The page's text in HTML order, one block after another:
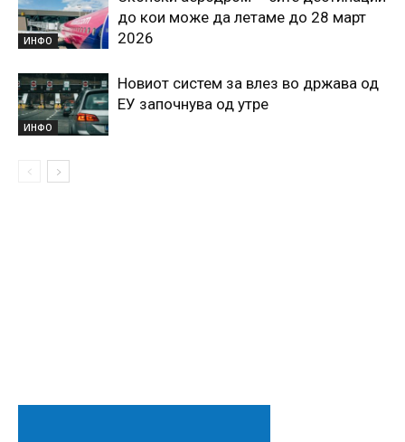
ИНФО
до кои може да летаме до 28 март
2026
ИНФО
Новиот систем за влез во држава од
ЕУ започнува од утре